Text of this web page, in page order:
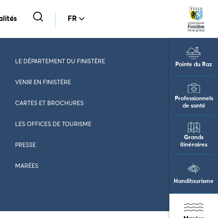
FR
Pointe du Raz
Professionnels
de santé
Grands
itinéraires
Handitourisme
LE DÉPARTEMENT DU FINISTÈRE
VENIR EN FINISTÈRE
CARTES ET BROCHURES
LES OFFICES DE TOURISME
PRESSE
MARÉES